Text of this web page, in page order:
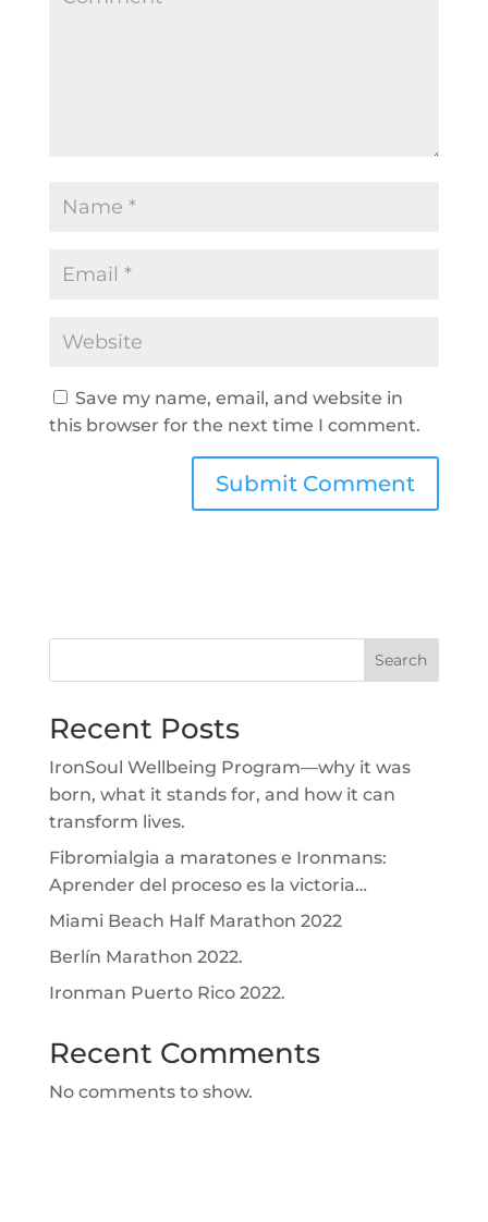
Save my name, email, and website in
this browser for the next time I comment.
Search
Recent Posts
IronSoul Wellbeing Program—why it was
born, what it stands for, and how it can
transform lives.
Fibromialgia a maratones e Ironmans:
Aprender del proceso es la victoria…
Miami Beach Half Marathon 2022
Berlín Marathon 2022.
Ironman Puerto Rico 2022.
Recent Comments
No comments to show.